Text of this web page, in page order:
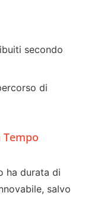
secondo
di
ha durata di
salvo